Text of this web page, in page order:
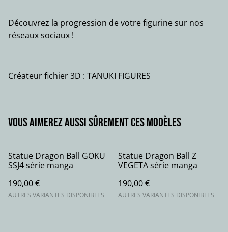
Découvrez la progression de votre figurine sur nos
réseaux sociaux !
Créateur fichier 3D : TANUKI FIGURES
Vous aimerez aussi sûrement ces modèles
Statue Dragon Ball GOKU
SSJ4 série manga
190,00 €
AUTRES VARIANTES DISPONIBLES
Statue Dragon Ball Z
VEGETA série manga
190,00 €
AUTRES VARIANTES DISPONIBLES